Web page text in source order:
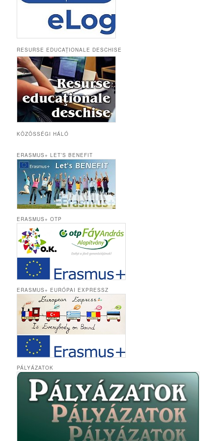
RESURSE EDUCAȚIONALE DESCHISE
KÖZÖSSÉGI HÁLÓ
ERASMUS+ LET’S BENEFIT
ERASMUS+ OTP
ERASMUS+ EURÓPAI EXPRESSZ
PÁLYÁZATOK